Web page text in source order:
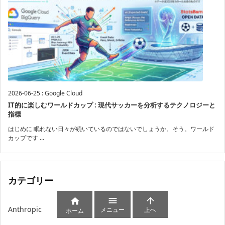
2026-06-25 :Google Cloud
IT的に楽しむワールドカップ : 現代サッカーを分析するテクノロジーと
指標
はじめに 眠れない日々が続いているのではないでしょうか。そう。ワールド
カップです ...
カテゴリー
Anthropic

ホーム

メニュー

上へ